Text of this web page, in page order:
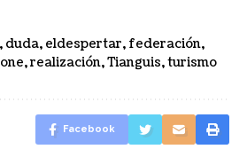
, duda, eldespertar, federación,
,realización,Tianguis,turismo
Facebook